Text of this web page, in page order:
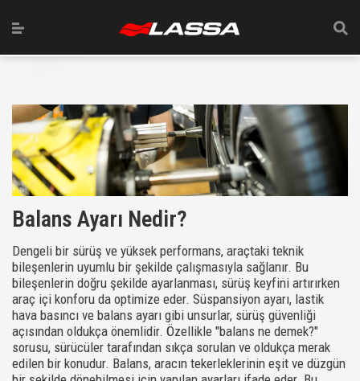
Balans Ayarı Nedir?
Dengeli bir sürüş ve yüksek performans, araçtaki teknik
bileşenlerin uyumlu bir şekilde çalışmasıyla sağlanır. Bu
bileşenlerin doğru şekilde ayarlanması, sürüş keyfini artırırken
araç içi konforu da optimize eder. Süspansiyon ayarı, lastik
hava basıncı ve balans ayarı gibi unsurlar, sürüş güvenliği
açısından oldukça önemlidir. Özellikle "balans ne demek?"
sorusu, sürücüler tarafından sıkça sorulan ve oldukça merak
edilen bir konudur. Balans, aracın tekerleklerinin eşit ve düzgün